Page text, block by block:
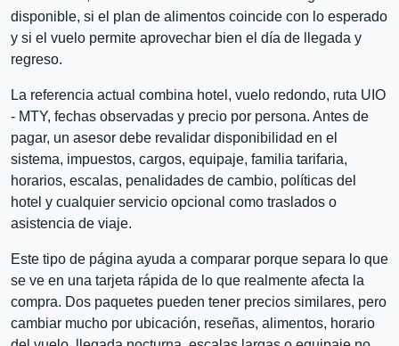
disponible, si el plan de alimentos coincide con lo esperado
y si el vuelo permite aprovechar bien el día de llegada y
regreso.
La referencia actual combina hotel, vuelo redondo, ruta UIO
- MTY, fechas observadas y precio por persona. Antes de
pagar, un asesor debe revalidar disponibilidad en el
sistema, impuestos, cargos, equipaje, familia tarifaria,
horarios, escalas, penalidades de cambio, políticas del
hotel y cualquier servicio opcional como traslados o
asistencia de viaje.
Este tipo de página ayuda a comparar porque separa lo que
se ve en una tarjeta rápida de lo que realmente afecta la
compra. Dos paquetes pueden tener precios similares, pero
cambiar mucho por ubicación, reseñas, alimentos, horario